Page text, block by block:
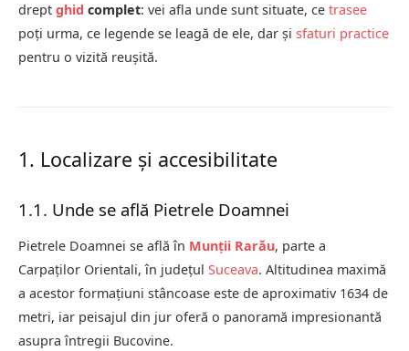
drept ghid complet: vei afla unde sunt situate, ce trasee
poți urma, ce legende se leagă de ele, dar și sfaturi practice
pentru o vizită reușită.
1. Localizare și accesibilitate
1.1. Unde se află Pietrele Doamnei
Pietrele Doamnei se află în Munții Rarău, parte a
Carpaților Orientali, în județul Suceava. Altitudinea maximă
a acestor formațiuni stâncoase este de aproximativ 1634 de
metri, iar peisajul din jur oferă o panoramă impresionantă
asupra întregii Bucovine.